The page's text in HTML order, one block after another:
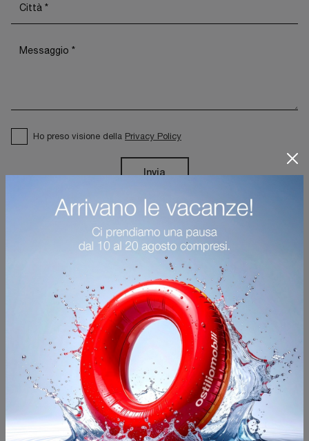
Ho preso visione della Privacy Policy
Invia